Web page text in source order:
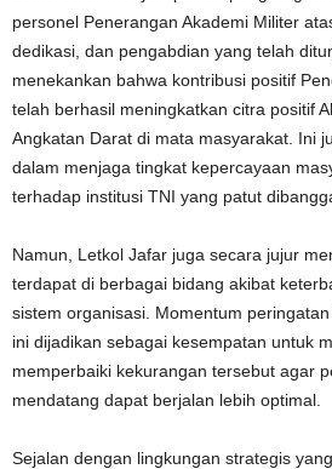
personel Penerangan Akademi Militer
dedikasi, dan pengabdian yang telah
menekankan bahwa kontribusi positif
telah berhasil meningkatkan citra positif
Angkatan Darat di mata masyarakat. Ini
dalam menjaga tingkat kepercayaan
terhadap institusi TNI yang patut
Namun, Letkol Jafar juga secara jujur
terdapat di berbagai bidang akibat
sistem organisasi. Momentum
ini dijadikan sebagai kesempatan untuk
memperbaiki kekurangan tersebut agar
mendatang dapat berjalan lebih optimal.
Sejalan dengan lingkungan strategis